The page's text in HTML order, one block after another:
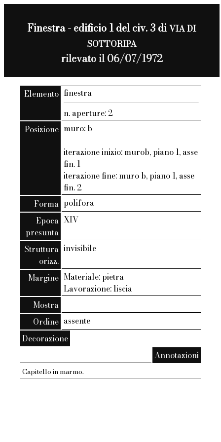
Finestra - edificio 1 del civ. 3 diVIA DI
SOTTORIPA
rilevato il 06/07/1972
Elemento finestra
n. aperture: 2
Posizione muro: b
iterazione inizio: murob, piano 1, asse
fin. 1
iterazione fine: muro b, piano 1, asse
fin. 2
Forma polifora
Epoca
presunta
XIV
Struttura
orizz.
invisibile
Margine Materiale: pietra
Lavorazione: liscia
Mostra
Ordine assente
Decorazione
Annotazioni
Capitello in marmo.